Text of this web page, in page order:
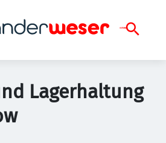
Lagerhaltung